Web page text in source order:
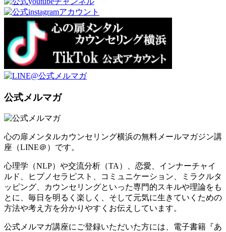
公式メルマガ
心の扉メンタルカウンセリング横浜の無料メールマガジン講
座（LINE＠）です。
心理学（NLP）や交流分析（TA）、恋愛、インナーチャイ
ルド、ヒプノセラピスト、コミュニケーション、ミラクルタ
ッピング、カウンセリングといった専門的スキルや理論をも
とに、毎日を明るく楽しく、そして元気に生きていくための
方法や考え方を分かりやすくお伝えしています。
公式メルマガ講座にご登録いただいた方には、電子書籍『あ